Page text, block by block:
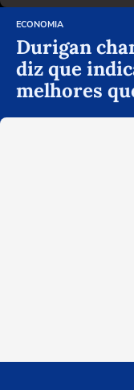
ECONOMIA
Durigan
diz que
melhores